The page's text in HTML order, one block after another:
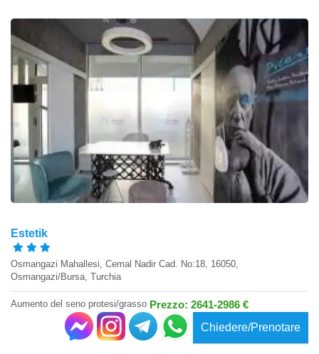
Estetik
Osmangazi Mahallesi, Cemal Nadir Cad. No:18, 16050,
Osmangazi/Bursa, Turchia
Aumento del seno protesi/grasso Prezzo: 2641-2986 €
Chiedere/Prenotare